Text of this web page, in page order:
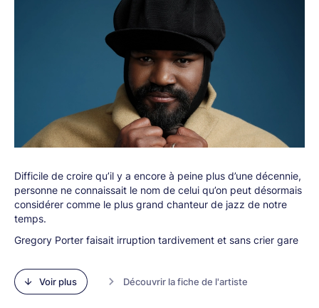
Difficile de croire qu’il y a encore à peine plus d’une décennie,
personne ne connaissait le nom de celui qu’on peut désormais
considérer comme le plus grand chanteur de jazz de notre
temps.
Gregory Porter faisait irruption tardivement et sans crier gare
d’une discographie régulièrement enrichie de tubes
instantanés et de ballades bouleversantes. Depuis, le
Californien a révélé petit à petit toute l’étendue de sa palette
Voir plus Découvrir la fiche de l'artiste